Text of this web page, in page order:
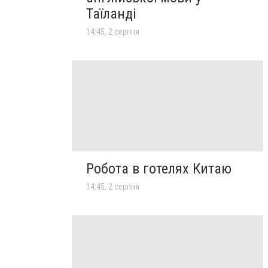
Таїланді
14:45, 2 серпня
Робота в готелях Китаю
14:45, 2 серпня